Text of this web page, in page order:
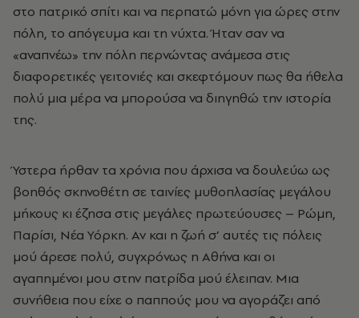
στο πατρικό σπίτι και να περπατώ μόνη για ώρες στην
πόλη, το απόγευμα και τη νύχτα. Ήταν σαν να
«αναπνέω» την πόλη περνώντας ανάμεσα στις
διαφορετικές γειτονιές και σκεφτόμουν πως θα ήθελα
πολύ μια μέρα να μπορούσα να διηγηθώ την ιστορία
της.
Ύστερα ήρθαν τα χρόνια που άρχισα να δουλεύω ως
βοηθός σκηνοθέτη σε ταινίες μυθοπλασίας μεγάλου
μήκους κι έζησα στις μεγάλες πρωτεύουσες – Ρώμη,
Παρίσι, Νέα Υόρκη. Αν και η ζωή σ’ αυτές τις πόλεις
μού άρεσε πολύ, συγχρόνως η Αθήνα και οι
αγαπημένοι μου στην πατρίδα μού έλειπαν. Μια
συνήθεια που είχε ο παππούς μου να αγοράζει από